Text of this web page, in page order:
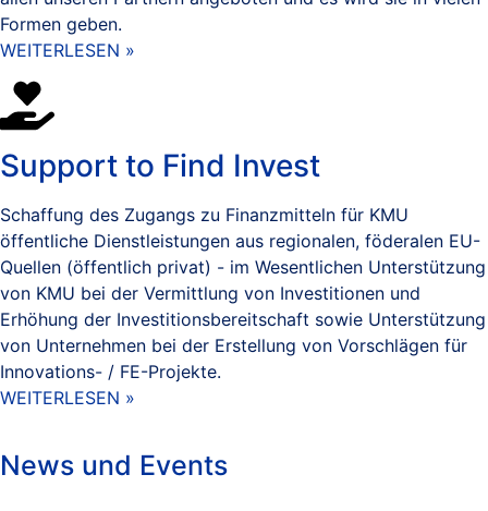
Formen geben.
WEITERLESEN »
Support to Find Invest
Schaffung des Zugangs zu Finanzmitteln für KMU
öffentliche Dienstleistungen aus regionalen, föderalen EU-
Quellen (öffentlich privat) - im Wesentlichen Unterstützung
von KMU bei der Vermittlung von Investitionen und
Erhöhung der Investitionsbereitschaft sowie Unterstützung
von Unternehmen bei der Erstellung von Vorschlägen für
Innovations- / FE-Projekte.
WEITERLESEN »
News und Events